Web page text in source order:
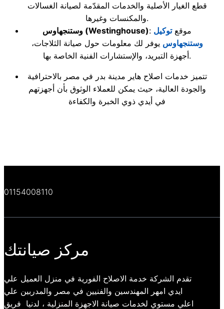
قطع الغيار الأصلية والخدمات المقدّمة لصيانة الغسالات
والمكنسات وغيرها.
(Westinghouse) : موقعتوكيل
وستنجهاوس يوفر لك معلومات حول صيانة الثلاجات،
أجهزة التبريد، والإستشارات الفنية الخاصة بها.
تتميز خدمات اصلاح هاير مدينة بدر في مصر بالاحترافية
والجودة العالية، حيث يمكن للعملاء الوثوق بأن أجهزتهم
في أيدي ذوي الخبرة والكفاءة
01154008110
مركز صيانتك
تقدم الشركة خدمة الاصلاح الفورية في منزل العميل علي
ايدي امهر المهندسين والفنيين في مصر والمدربين علي
اعلي مستوي لخدمات صيانة الاجهزة المنزلية ، لدنيا فريق